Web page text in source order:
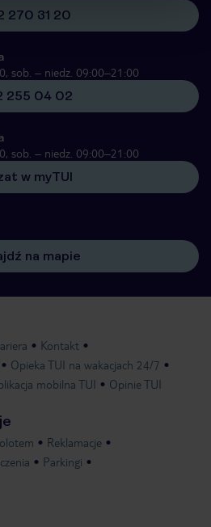
270 31 20
sob. – niedz. 09:00–21:00
255 04 02
sob. – niedz. 09:00–21:00
w myTUI
na mapie
Kontakt
Opieka TUI na wakacjach 24/7
mobilna TUI Opinie TUI
Reklamacje
Parkingi